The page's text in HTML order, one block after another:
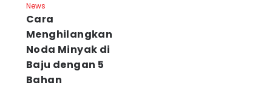
Suci
Mimpi
Sekolah
Nilai Tukar Petani
Sumut Turun 2,36
News
Cara
Menghilangkan
Noda Minyak di
Baju dengan 5
Bahan